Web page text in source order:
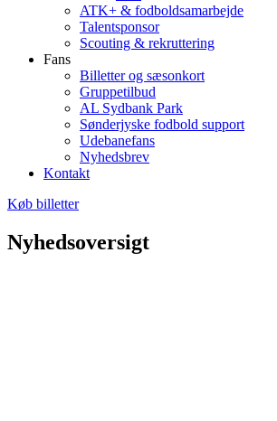
ATK+ & fodboldsamarbejde
Talentsponsor
Scouting & rekruttering
Fans
Billetter og sæsonkort
Gruppetilbud
AL Sydbank Park
Sønderjyske fodbold support
Udebanefans
Nyhedsbrev
Kontakt
Køb billetter
Nyhedsoversigt